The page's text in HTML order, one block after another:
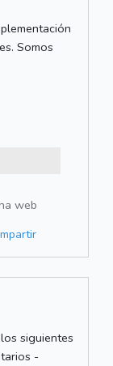
Somos
web
siguientes
-